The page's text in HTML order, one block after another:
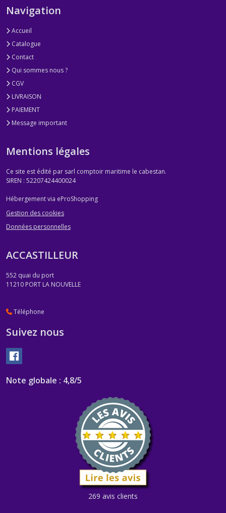
Navigation
Accueil
Catalogue
Contact
Qui sommes nous ?
CGV
LIVRAISON
PAIEMENT
Message important
Mentions légales
Ce site est édité par sarl comptoir maritime le cabestan.
SIREN : 52207424400024
Hébergement via eProShopping
Gestion des cookies
Données personnelles
ACCASTILLEUR
552 quai du port
11210 PORT LA NOUVELLE
Téléphone
Suivez nous
Note globale : 4,8/5
269 avis clients